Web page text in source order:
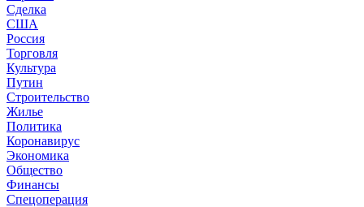
Сделка
США
Россия
Торговля
Культура
Путин
Строительство
Жилье
Политика
Коронавирус
Экономика
Общество
Финансы
Спецоперация